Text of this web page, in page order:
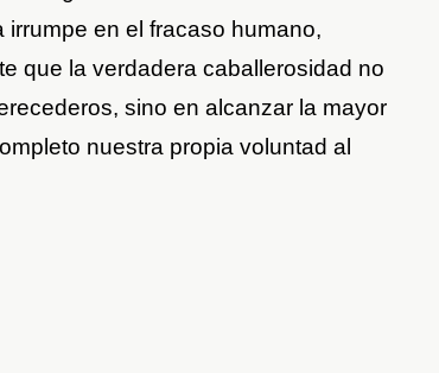
en el fracaso humano,
que la verdadera caballerosidad no
sino en alcanzar la mayor
nuestra propia voluntad al